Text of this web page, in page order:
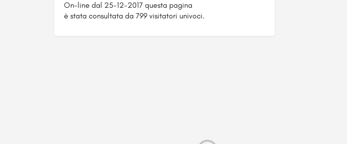
On-line dal 25-12-2017 questa pagina
è stata consultata da 799 visitatori univoci.